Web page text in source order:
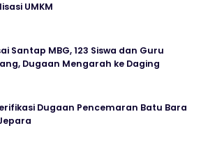
UMKM
Santap MBG, 123 Siswa dan Guru
Dugaan Mengarah ke Daging
Dugaan Pencemaran Batu Bara